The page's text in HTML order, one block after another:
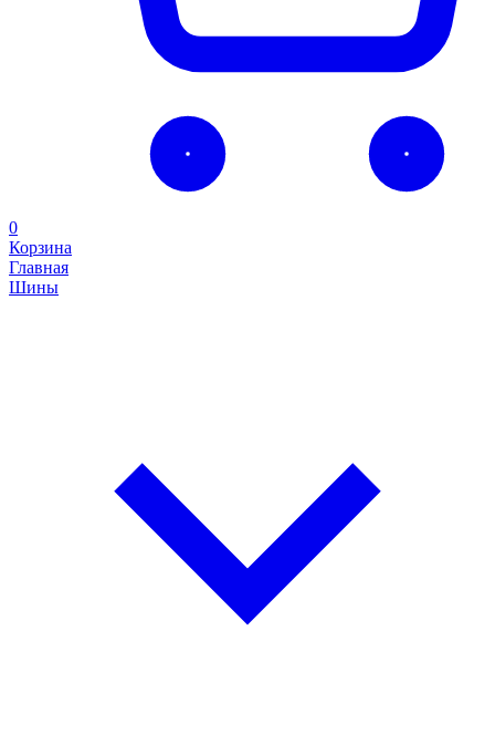
0
Корзина
Главная
Шины